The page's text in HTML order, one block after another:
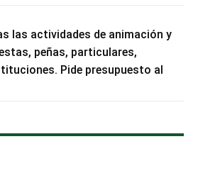
las actividades de animación y
peñas, particulares,
Pide presupuesto al